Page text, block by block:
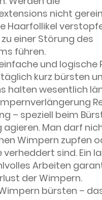
nicht
Haarfollikel
einer Störung des
führen.
und logische
kurz bürsten
halten wesentlich
– speziell beim
Man darf
Wimpern zupfen
verheddert sind. Ein
Arbeiten
der Wimpern.
bürsten –